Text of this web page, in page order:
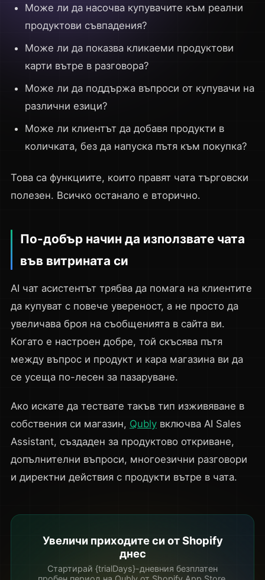
Може ли да насочва купувачите към реални
продуктови съвпадения?
Може ли да показва кликаеми продуктови
карти вътре в разговора?
Може ли да поддържа въпроси от купувачи на
различни езици?
Може ли клиентът да добавя продукти в
количката, без да напуска пътя към покупка?
Това са функциите, които правят чата търговски
полезен. Всичко останало е вторично.
По-добър начин да използвате чата
във витрината си
AI чат асистентът трябва да помага на клиентите
да купуват с повече увереност, а не просто да
увеличава броя на съобщенията в сайта ви.
Когато е настроен добре, той скъсява пътя
между въпрос и продукт и кара магазина ви да
се усеща по-лесен за пазаруване.
Ако искате да тествате такъв тип изживяване в
собствения си магазин, Qublyвключва AI Sales
Assistant, създаден за продуктово откриване,
допълнителни въпроси, многоезични разговори
и директни действия с продукти вътре в чата.
Увеличи приходите си от Shopify
днес
Стартирай {trialDays}-дневния безплатен